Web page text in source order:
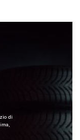
di